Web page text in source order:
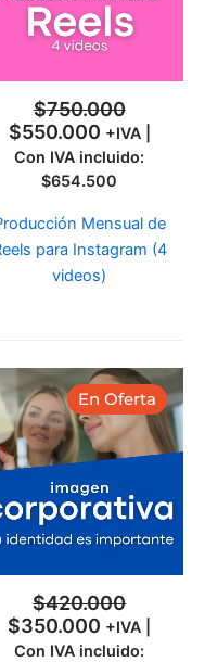
$750.000
$550.000 +IVA |
Con IVA incluido:
$654.500
Mensual de
para Instagram (4
videos)
En Oferta
$420.000
precio
original
era:
$420.000.
$350.000
El
precio
actual
es:
+IVA |
Con IVA incluido: